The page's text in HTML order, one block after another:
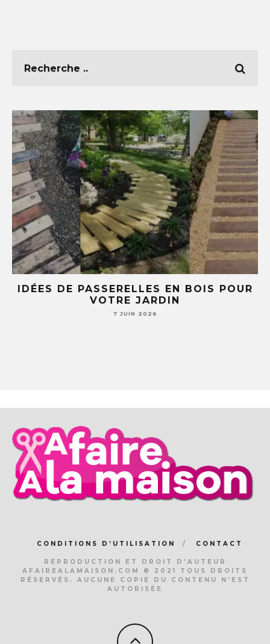
5 IDÉES DIY AVEC DES TASSES ET
SOUCOUPES (TU NE REGARDERAS PLUS
JAMAIS TA VAISSELLE PAREIL )
CONDITIONS D’UTILISATION CONTACT
REPRODUCTION ET DROIT D'AUTEUR
AFAIREALAMAISON.COM © 2021 TOUS DROITS
RÉSERVÉS. AUCUNE COPIE DU CONTENU N'EST
AUTORISÉE